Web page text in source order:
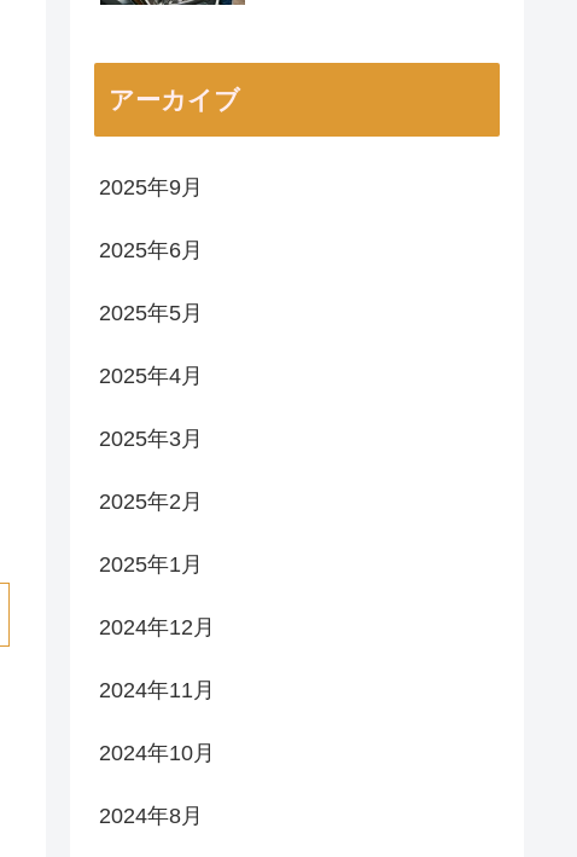
アーカイブ
2025年9月
2025年6月
2025年5月
2025年4月
2025年3月
2025年2月
2025年1月
2024年12月
2024年11月
2024年10月
2024年8月